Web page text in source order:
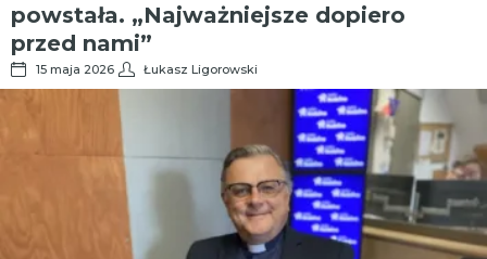
powstała. „Najważniejsze dopiero
przed nami”
15 maja 2026 Łukasz Ligorowski